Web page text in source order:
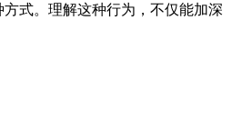
式。理解这种行为，不仅能加深